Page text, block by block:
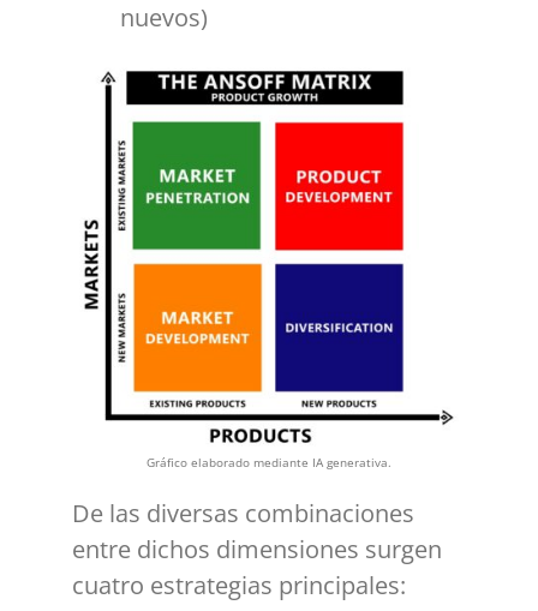
nuevos)
Gráfico elaborado mediante IA generativa.
De las diversas combinaciones
entre dichos dimensiones surgen
cuatro estrategias principales: